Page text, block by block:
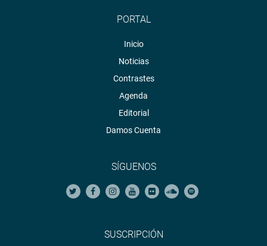
PORTAL
Inicio
Noticias
Contrastes
Agenda
Editorial
Damos Cuenta
SÍGUENOS
SUSCRIPCIÓN